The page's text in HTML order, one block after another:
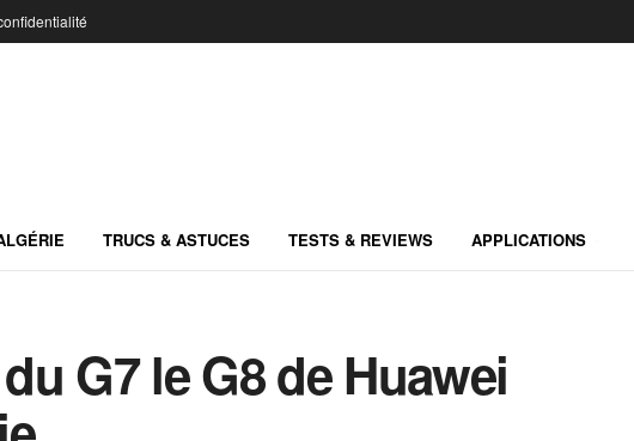
TRUCS & ASTUCES TESTS & REVIEWS APPLICATIONS
G7 le G8 de Huawei